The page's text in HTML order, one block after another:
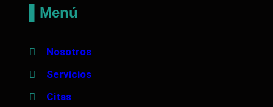
▌Menú
Nosotros
Servicios
Citas